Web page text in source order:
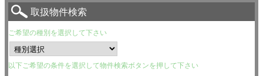
取扱物件検索
ご希望の種別を選択して下さい
以下ご希望の条件を選択して物件検索ボタンを押して下さい